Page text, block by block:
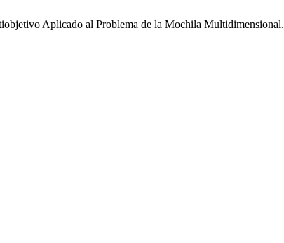
Aplicado al Problema de la Mochila Multidimensional.